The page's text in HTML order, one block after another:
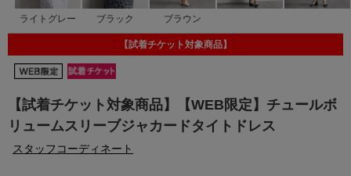
ライトグレー ブラック ブラウン
【試着チケット対象商品】【WEB限定】チュールボ
リュームスリーブジャカードタイトドレス
スタッフコーディネート
【試着チケット対象商品】